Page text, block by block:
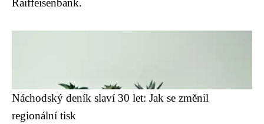
Raiffeisenbank.
Náchodský deník slaví 30 let: Jak se změnil
regionální tisk